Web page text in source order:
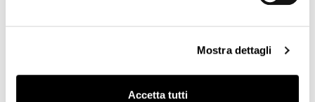
Mostra dettagli
Accetta tutti